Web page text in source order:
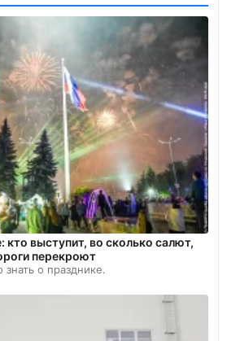
кто выступит, во сколько салют,
перекроют
знать о празднике.